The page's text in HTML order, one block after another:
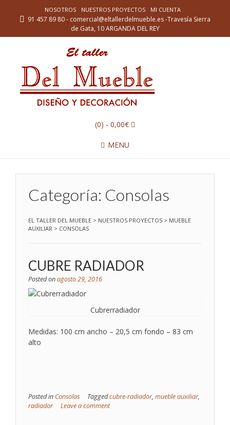
NOSOTROS NUESTROS PROYECTOS MI CUENTA
91 457 89 80 - comercial@eltallerdelmueble.es -Travesía Sierra
de Gata, 10 ARGANDA DEL REY
(0) - 0,00€
MENU
Categoría: Consolas
EL TALLER DEL MUEBLE > NUESTROS PROYECTOS > MUEBLE
AUXILIAR > CONSOLAS
CUBRE RADIADOR
Posted onagosto 29, 2016
Cubrerradiador
Medidas: 100 cm ancho – 20,5 cm fondo – 83 cm
alto
Posted in Consolas Taggedcubre-radiador, mueble auxiliar,
radiador
Leave a comment